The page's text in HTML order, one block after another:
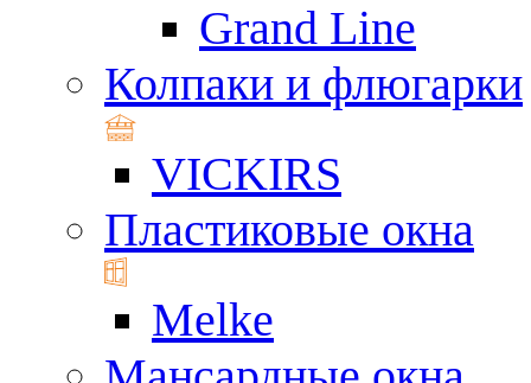
Grand Line
Колпаки и флюгарки
VICKIRS
Пластиковые окна
Melke